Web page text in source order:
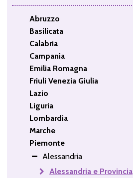
Abruzzo
Basilicata
Calabria
Campania
Emilia Romagna
Friuli Venezia Giulia
Lazio
Liguria
Lombardia
Marche
Piemonte
Alessandria
Alessandria e Provincia